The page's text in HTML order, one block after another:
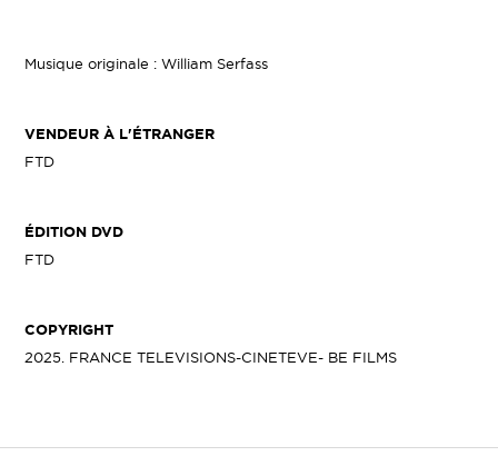
Musique originale : William Serfass
VENDEUR À L'ÉTRANGER
FTD
ÉDITION DVD
FTD
COPYRIGHT
2025. FRANCE TELEVISIONS-CINETEVE- BE FILMS